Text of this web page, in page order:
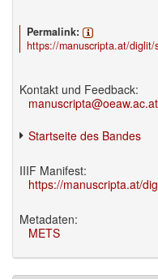
Permalink:
https://manuscripta.at/diglit/
Kontakt und Feedback:
manuscripta@oeaw.ac.at
Startseite des Bandes
IIIF Manifest:
https://manuscripta.at/
Metadaten:
METS